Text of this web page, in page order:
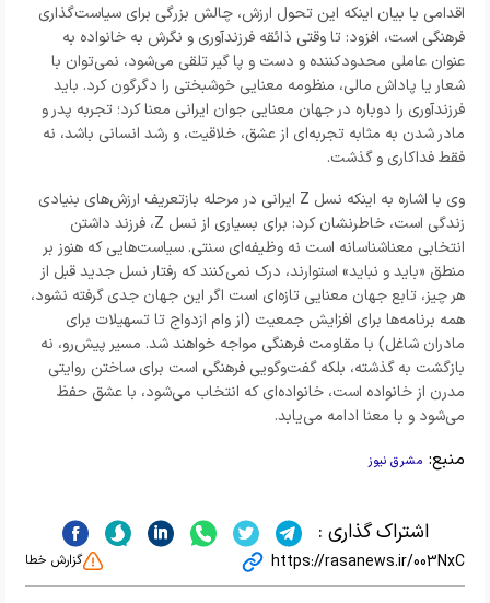
اقدامی با بیان اینکه این تحول ارزش، چالش بزرگی برای سیاست‌گذاری
فرهنگی است، افزود: تا وقتی ذائقه فرزندآوری و نگرش به خانواده به
عنوان عاملی محدودکننده و دست و پا گیر تلقی می‌شود، نمی‌توان با
شعار یا پاداش مالی، منظومه‌ معنایی خوشبختی را دگرگون کرد. باید
فرزندآوری را دوباره در جهان معنایی جوان ایرانی معنا کرد؛ تجربه پدر و
مادر شدن به مثابه تجربه‌ای از عشق، خلاقیت، و رشد انسانی باشد، نه
فقط فداکاری و گذشت.
وی با اشاره به اینکه نسل Z ایرانی در مرحله‌ بازتعریف ارزش‌های بنیادی
زندگی است، خاطرنشان کرد: برای بسیاری از نسل Z، فرزند داشتن
انتخابی معناشناسانه است نه وظیفه‌ای سنتی. سیاست‌هایی که هنوز بر
منطق «باید و نباید» استوارند، درک نمی‌کنند که رفتار نسل جدید قبل از
هر چیز، تابع جهان معنایی تازه‌ای است اگر این جهان جدی گرفته نشود،
همه‌ برنامه‌ها برای افزایش جمعیت (از وام ازدواج تا تسهیلات برای
مادران شاغل) با مقاومت فرهنگی مواجه خواهند شد. مسیر پیش‌رو، نه
بازگشت به گذشته، بلکه گفت‌وگویی فرهنگی است برای ساختن روایتی
مدرن از خانواده است، خانواده‌ای که انتخاب می‌شود، با عشق حفظ
می‌شود و با معنا ادامه می‌یابد.
منبع: مشرق نیوز
اشتراک گذاری :
https://rasanews.ir/003NxC گزارش خطا